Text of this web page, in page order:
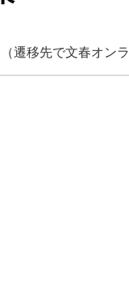
（遷移先で文春オンラ